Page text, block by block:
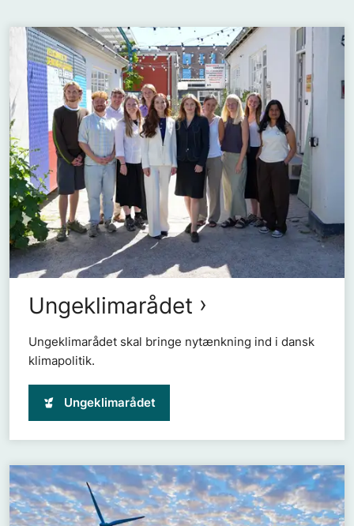
Ungeklimarådet
Ungeklimarådet skal bringe nytænkning ind i dansk
klimapolitik.
Ungeklimarådet